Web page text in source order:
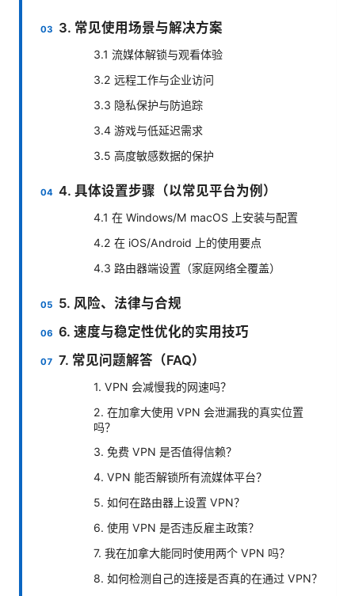
3. 常见使用场景与解决方案
3.1 流媒体解锁与观看体验
3.2 远程工作与企业访问
3.3 隐私保护与防追踪
3.4 游戏与低延迟需求
3.5 高度敏感数据的保护
4. 具体设置步骤（以常见平台为例）
4.1 在 Windows/M macOS 上安装与配置
4.2 在 iOS/Android 上的使用要点
4.3 路由器端设置（家庭网络全覆盖）
5. 风险、法律与合规
6. 速度与稳定性优化的实用技巧
7. 常见问题解答（FAQ）
1. VPN 会减慢我的网速吗？
2. 在加拿大使用 VPN 会泄漏我的真实位置
吗？
3. 免费 VPN 是否值得信赖？
4. VPN 能否解锁所有流媒体平台？
5. 如何在路由器上设置 VPN？
6. 使用 VPN 是否违反雇主政策？
7. 我在加拿大能同时使用两个 VPN 吗？
8. 如何检测自己的连接是否真的在通过 VPN？